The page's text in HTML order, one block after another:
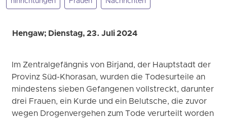
Hengaw; Dienstag, 23. Juli 2024
Im Zentralgefängnis von Birjand, der Hauptstadt der
Provinz Süd-Khorasan, wurden die Todesurteile an
mindestens sieben Gefangenen vollstreckt, darunter
drei Frauen, ein Kurde und ein Belutsche, die zuvor
wegen Drogenvergehen zum Tode verurteilt worden